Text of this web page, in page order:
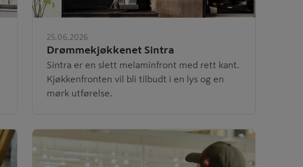
25.06.2026
Drømmekjøkkenet Sintra
Sintra er en slett melaminfront med rett kant.
Kjøkkenfronten vil bli tilbudt i en lys og en
mørk utførelse.